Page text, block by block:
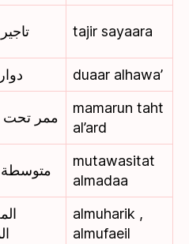
tajir sayaara
duaar alhawa’
ممر تحت
mamarun taht
al’ard
متوسطة
mutawasitat
almadaa
almuharik ,
almufaeil